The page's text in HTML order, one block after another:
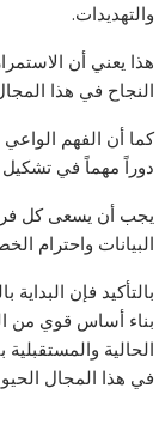
والتهديدات.
هذا يعني أن
النجاح في هذا
كما أن الفهم الواعي
دوراً مهماً في
يجب أن يسعى كل فرد
البيانات واحترام
بالتأكيد فإن
بناء أساس قوي من
الحالية
في هذا المجال